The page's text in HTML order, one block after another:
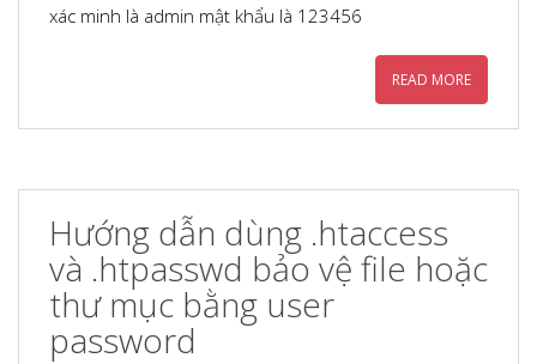
xác minh là admin mật khẩu là 123456
READ MORE
Hướng dẫn dùng .htaccess
và .htpasswd bảo vệ file hoặc
thư mục bằng user
password